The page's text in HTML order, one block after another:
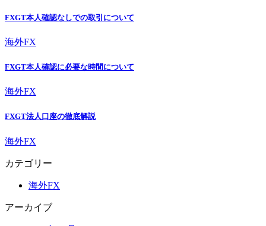
FXGT本人確認なしでの取引について
海外FX
FXGT本人確認に必要な時間について
海外FX
FXGT法人口座の徹底解説
海外FX
カテゴリー
海外FX
アーカイブ